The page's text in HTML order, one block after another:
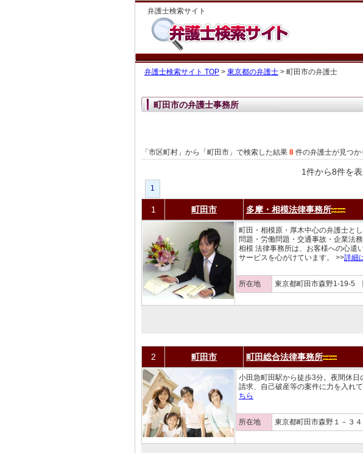
弁護士検索サイト
弁護士検索サイト TOP > 東京都の弁護士 > 町田市の弁護士
町田市の弁護士事務所
「市区町村」から「町田市」で検索した結果 8 件の弁護士が見つか
1件から8件を
1
1 町田市 多摩・相模法律事務所
町田・相模原・厚木中心の弁護士と
問題・労働問題・交通事故・企業法
相模 法律事務所は、お客様への心遣
サービスを心がけています。 >>詳細
所在地 東京都町田市森野1-19-5
2 町田市 町田総合法律事務所
小田急町田駅から徒歩3分。夜間休
請求、自己破産等の案件に力を入れ
ちら
所在地 東京都町田市森野１－３